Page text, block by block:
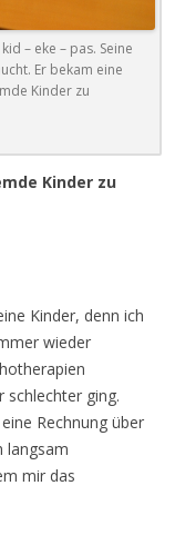
– eke – pas. Seine
Er bekam eine
Kinder zu
Kinder zu
Kinder, denn ich
wieder
ging.
Rechnung über
langsam
mir das